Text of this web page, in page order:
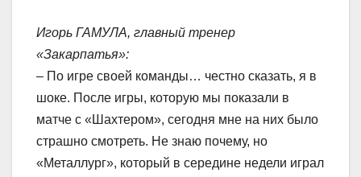
Игорь ГАМУЛА, главный тренер
«Закарпатья»:
– По игре своей команды… честно сказать, я в
шоке. После игры, которую мы показали в
матче с «Шахтером», сегодня мне на них было
страшно смотреть. Не знаю почему, но
«Металлург», который в середине недели играл